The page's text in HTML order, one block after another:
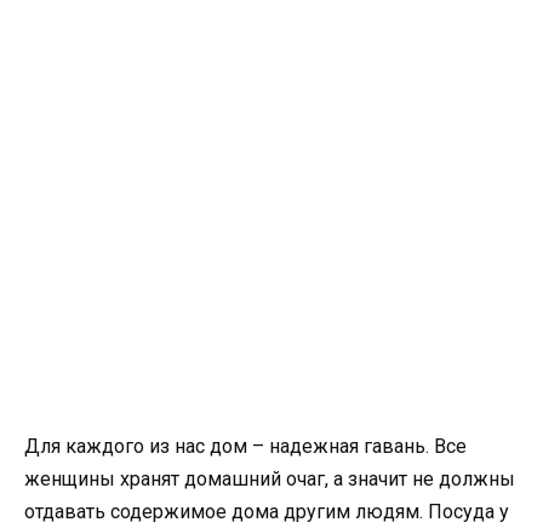
Для каждого из нас дом – надежная гавань. Все
женщины хранят домашний очаг, а значит не должны
отдавать содержимое дома другим людям. Посуда у